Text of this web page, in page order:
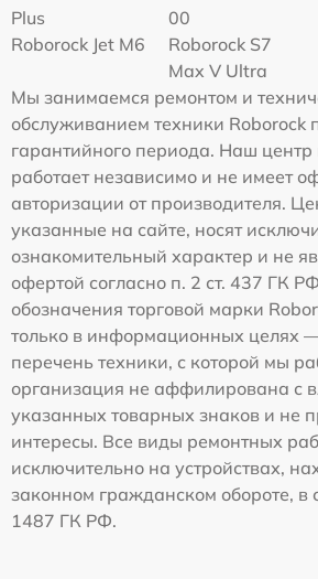
Plus
00
Roborock Jet M6
Roborock S7
Max V Ultra
Мы занимаемся ремонтом и
обслуживанием техники Roborock
гарантийного периода. Наш
работает независимо и не имеет
авторизации от производителя.
указанные на сайте, носят
ознакомительный характер и не
офертой согласно п. 2 ст. 437 ГК
обозначения торговой марки
только в информационных целях
перечень техники, с которой мы
организация не аффилирована с
указанных товарных знаков и не
интересы. Все виды ремонтных
исключительно на устройствах,
законном гражданском обороте, в
1487 ГК РФ.